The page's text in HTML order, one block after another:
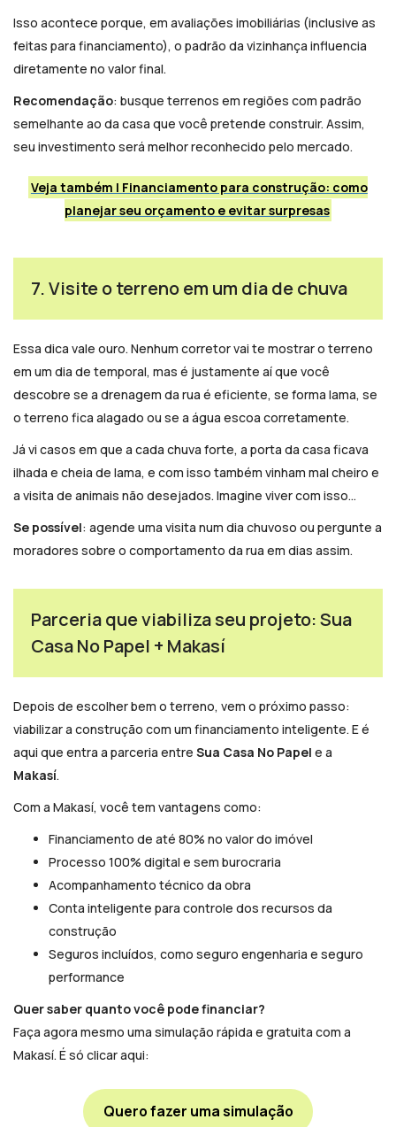
Isso acontece porque, em avaliações imobiliárias (inclusive as
feitas para financiamento), o padrão da vizinhança influencia
diretamente no valor final.
Recomendação: busque terrenos em regiões com padrão
semelhante ao da casa que você pretende construir. Assim,
seu investimento será melhor reconhecido pelo mercado.
Veja também | Financiamento para construção: como
planejar seu orçamento e evitar surpresas
7. Visite o terreno em um dia de chuva
Essa dica vale ouro. Nenhum corretor vai te mostrar o terreno
em um dia de temporal, mas é justamente aí que você
descobre se a drenagem da rua é eficiente, se forma lama, se
o terreno fica alagado ou se a água escoa corretamente.
Já vi casos em que a cada chuva forte, a porta da casa ficava
ilhada e cheia de lama, e com isso também vinham mal cheiro e
a visita de animais não desejados. Imagine viver com isso…
Se possível: agende uma visita num dia chuvoso ou pergunte a
moradores sobre o comportamento da rua em dias assim.
Parceria que viabiliza seu projeto: Sua
Casa No Papel + Makasí
Depois de escolher bem o terreno, vem o próximo passo:
viabilizar a construção com um financiamento inteligente. E é
aqui que entra a parceria entre Sua Casa No Papel e a
Makasí.
Com a Makasí, você tem vantagens como:
Financiamento de até 80% no valor do imóvel
Processo 100% digital e sem burocraria
Acompanhamento técnico da obra
Conta inteligente para controle dos recursos da
construção
Seguros incluídos, como seguro engenharia e seguro
performance
Quer saber quanto você pode financiar?
Faça agora mesmo uma simulação rápida e gratuita com a
Makasí. É só clicar aqui:
Quero fazer uma simulação